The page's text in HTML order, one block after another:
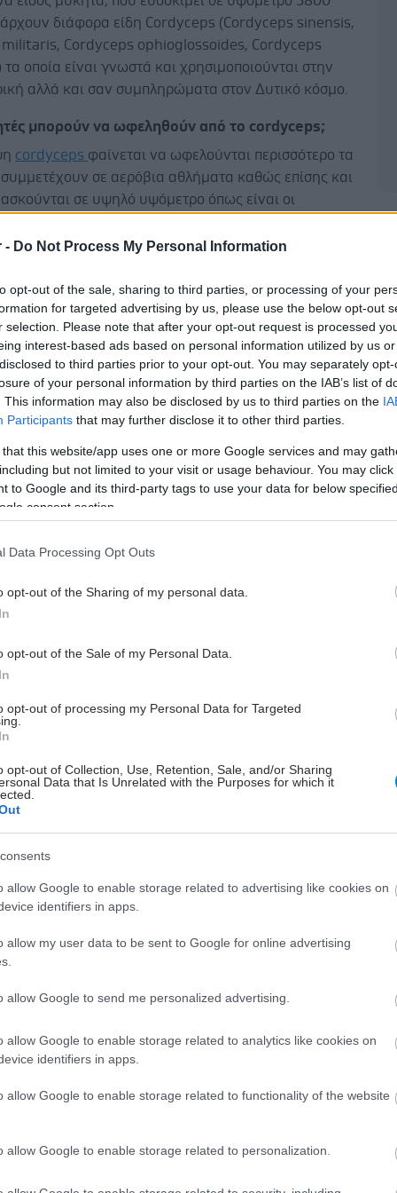
- Do Not Process My Personal Information
opt-out of the sale, sharing to third parties, or processing of your
for targeted advertising by us, please use the below opt-out
selection. Please note that after your opt-out request is processed
interest-based ads based on personal information utilized by us
to third parties prior to your opt-out. You may separately
of your personal information by third parties on the IAB’s list of
This information may also be disclosed by us to third parties on the
Participants that may further disclose it to other third parties.
that this website/app uses one or more Google services and may
but not limited to your visit or usage behaviour. You may
to Google and its third-party tags to use your data for below
consent section.
Data Processing Opt Outs
opt-out of the Sharing of my personal data.
opt-out of the Sale of my Personal Data.
opt-out of processing my Personal Data for Targeted
opt-out of Collection, Use, Retention, Sale, and/or Sharing
Data that Is Unrelated with the Purposes for which it
allow Google to enable storage related to advertising like cookies on
identifiers in apps.
allow my user data to be sent to Google for online advertising
allow Google to send me personalized advertising.
allow Google to enable storage related to analytics like cookies on
identifiers in apps.
allow Google to enable storage related to functionality of the website
allow Google to enable storage related to personalization.
διάφορα είδη Cordyceps (Cordyceps sinensis,
Cordyceps ophioglossoides, Cordyceps
οποία είναι γνωστά και χρησιμοποιούνται στην
αλλά και σαν συμπληρώματα στον Δυτικό κόσμο.
μπορούν να ωφεληθούν από το cordyceps;
cordyceps φαίνεται να ωφελούνται περισσότερο τα
σε αερόβια αθλήματα καθώς επίσης και
σε υψηλό υψόμετρο όπως είναι οι
Cordyceps παρουσιάζουν όσοι συμμετέχουν σε
και η ποδηλασία.
το Cordyceps τους αθλητές;
επιστημονικές μελέτες η λήψη Cordyceps πριν την
στην υψηλή περιεκτικότητά του σε
αδενοσίνη (adenosine), κορντισεπίνη
και κορντισεπικό οξύ (cordycepic acid). Είναι
Πιο αναλυτικά:
προστασία
αθλούνται συστηματικά, λόγω της αυξημένης
αυτό χρειάζονται αυξημένη αντιοξειδωτική
και αντιφλεγμονώδη δράση. Σύμφωνα με
τις επιβλαβείς δράσεις των ελευθέρων
θωρακίζει το ανοσοποιητικό σύστημα.
του μύκητα συμβάλλει στην αποτελεσματικότερη
συστήματος στις απαιτήσεις της άσκησης. Η
να ωφελεί ιδιαίτερα αθλητές που ασκούνται
καθώς βελτιώνει την κυκλοφορία του
την οξυγόνωση των ιστών.
και αντοχή
φάνηκε πως βελτιώνει σημαντικά τα επίπεδα
μειώνοντας σημαντικά την κόπωση, ειδικά σε
λήψη cordyceps βοηθάει στην αύξηση της
ATP στο ήπαρ, το κύριο ενεργειακό νόμισμα των
καθώς και στη βελτίωση του μεταβολισμού της